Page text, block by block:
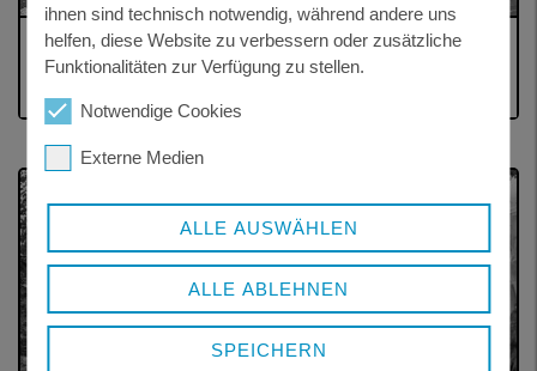
WEHRWESEN UND ZIVILSCHUTZ
ihnen sind technisch notwendig, während andere uns
helfen, diese Website zu verbessern oder zusätzliche
Funktionalitäten zur Verfügung zu stellen.
Notwendige Cookies
Externe Medien
ALLE AUSWÄHLEN
ALLE ABLEHNEN
SPEICHERN